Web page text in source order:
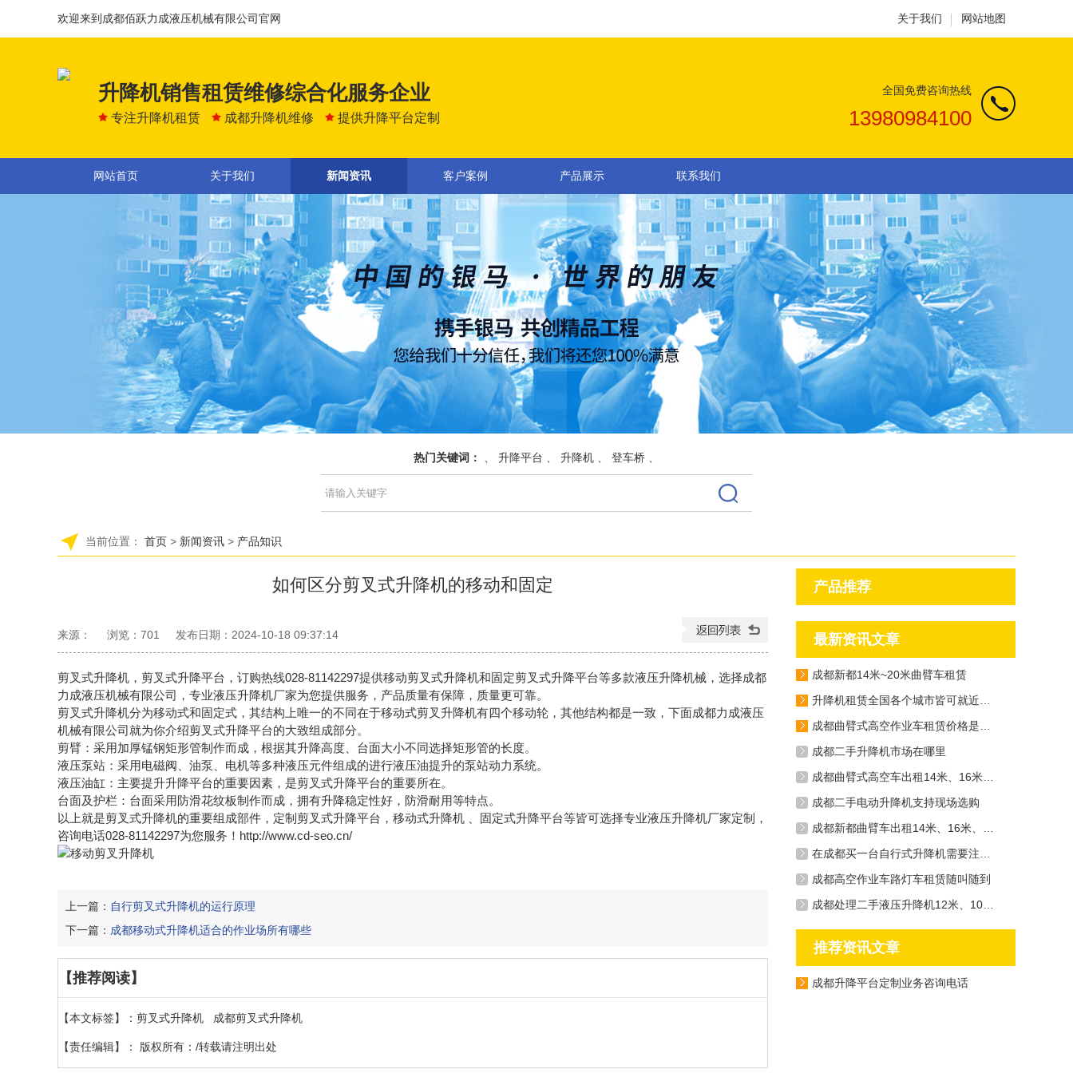
关于我们 网站地图
欢迎来到成都佰跃力成液压机械有限公司官网
升降机销售租赁维修综合化服务企业
专注升降机租赁 成都升降机维修 提供升降平台定制
全国免费咨询热线
13980984100
网站首页 关于我们 新闻资讯 客户案例 产品展示 联系我们
热门关键词： 升降平台 升降机 登车桥
当前位置： 首页 > 新闻资讯 > 产品知识
如何区分剪叉式升降机的移动和固定
来源： 浏览： 701 发布日期：2024-10-18 09:37:14
剪叉式升降机，剪叉式升降平台，订购热线028-81142297提供移动剪叉式升降机和固定剪叉式升降平台等多款液压升降机械，选择成都
力成液压机械有限公司，专业液压升降机厂家为您提供服务，产品质量有保障，质量更可靠。
剪叉式升降机分为移动式和固定式，其结构上唯一的不同在于移动式剪叉升降机有四个移动轮，其他结构都是一致，下面成都力成液压
机械有限公司就为你介绍剪叉式升降平台的大致组成部分。
剪臂：采用加厚锰钢矩形管制作而成，根据其升降高度、台面大小不同选择矩形管的长度。
液压泵站：采用电磁阀、油泵、电机等多种液压元件组成的进行液压油提升的泵站动力系统。
液压油缸：主要提升升降平台的重要因素，是剪叉式升降平台的重要所在。
台面及护栏：台面采用防滑花纹板制作而成，拥有升降稳定性好，防滑耐用等特点。
以上就是剪叉式升降机的重要组成部件，定制剪叉式升降平台，移动式升降机 、固定式升降平台等皆可选择专业液压升降机厂家定制，
咨询电话028-81142297为您服务！http://www.cd-seo.cn/
上一篇： 自行剪叉式升降机的运行原理
下一篇： 成都移动式升降机适合的作业场所有哪些
【推荐阅读】
【本文标签】： 剪叉式升降机 成都剪叉式升降机
【责任编辑】： 版权所有：/转载请注明出处
产品推荐
最新资讯文章
成都新都14米~20米曲臂车租赁
成都二手升降机市场在哪里
成都二手电动升降机支持现场选购
成都高空作业车路灯车租赁随叫随到
推荐资讯文章
成都升降平台定制业务咨询电话